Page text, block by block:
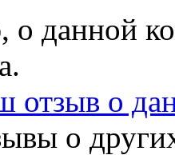
данной
отзыв о
о